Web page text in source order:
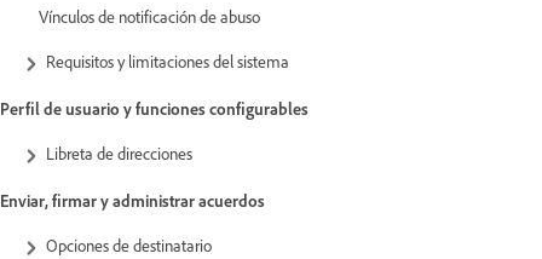
Vínculos de notificación de abuso
Requisitos y limitaciones del sistema
Perfil de usuario y funciones configurables
Libreta de direcciones
Enviar, firmar y administrar acuerdos
Opciones de destinatario